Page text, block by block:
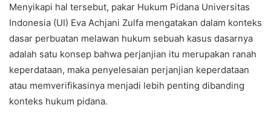
Menyikapi hal tersebut, pakar Hukum Pidana Universitas
Indonesia (UI) Eva Achjani Zulfa mengatakan dalam konteks
dasar perbuatan melawan hukum sebuah kasus dasarnya
adalah satu konsep bahwa perjanjian itu merupakan ranah
keperdataan, maka penyelesaian perjanjian keperdataan
atau memverifikasinya menjadi lebih penting dibanding
konteks hukum pidana.